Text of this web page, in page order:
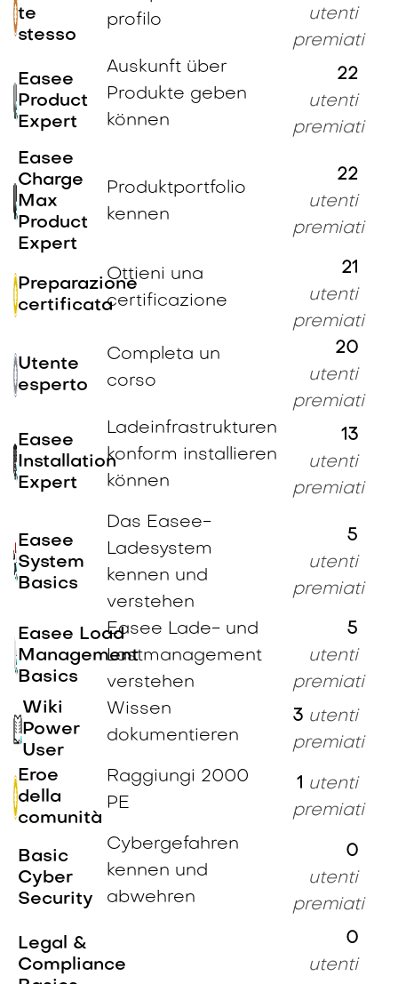
te
stesso
profilo
utenti
premiati
Easee
Product
Expert
Auskunft über
Produkte geben
können
22
utenti
premiati
Easee
Charge
Max
Product
Expert
Produktportfolio
kennen
22
utenti
premiati
Preparazione
certificata
Ottieni una
certificazione
21
utenti
premiati
Utente
esperto
Completa un
corso
20
utenti
premiati
Easee
Installation
Expert
Ladeinfrastrukturen
konform installieren
können
13
utenti
premiati
Easee
System
Basics
Das Easee-
Ladesystem
kennen und
verstehen
5
utenti
premiati
Easee Load
Management
Basics
Easee Lade- und
Lastmanagement
verstehen
5
utenti
premiati
Wiki
Power
User
Wissen
dokumentieren
3 utenti
premiati
Eroe
della
comunità
Raggiungi 2000
PE
1 utenti
premiati
Basic
Cyber
Security
Cybergefahren
kennen und
abwehren
0
utenti
premiati
Legal &
Compliance
0
utenti